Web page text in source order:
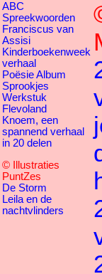
ABC
Spreekwoorden
Franciscus van
Assisi
Kinderboekenweek
verhaal
Poësie Album
Sprookjes
Werkstuk
Flevoland
Knoem, een
spannend verhaal
in 20 delen
© Illustraties
PuntZes
De Storm
Leila en de
nachtvlinders